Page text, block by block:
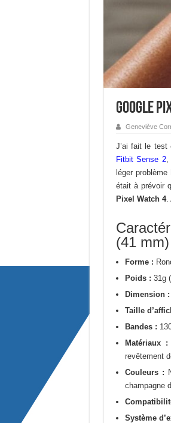
Google
Geneviève
J’ai fait le
Fitbit Sense 2,
léger
était à prévoir
Pixel Watch 4.
(41 mm)
Forme :
Poids : 31g
Dimension :
Taille
Bandes :
Matériaux :
revêtement
Couleurs :
champagne
Système